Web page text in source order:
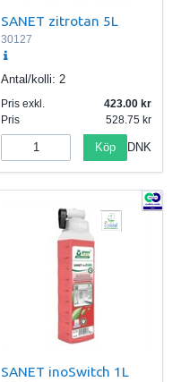
SANET zitrotan 5L
30127
Antal/kolli: 2
Pris exkl.
423.00
Pris
528.75
Köp DNK
SANET inoSwitch 1L